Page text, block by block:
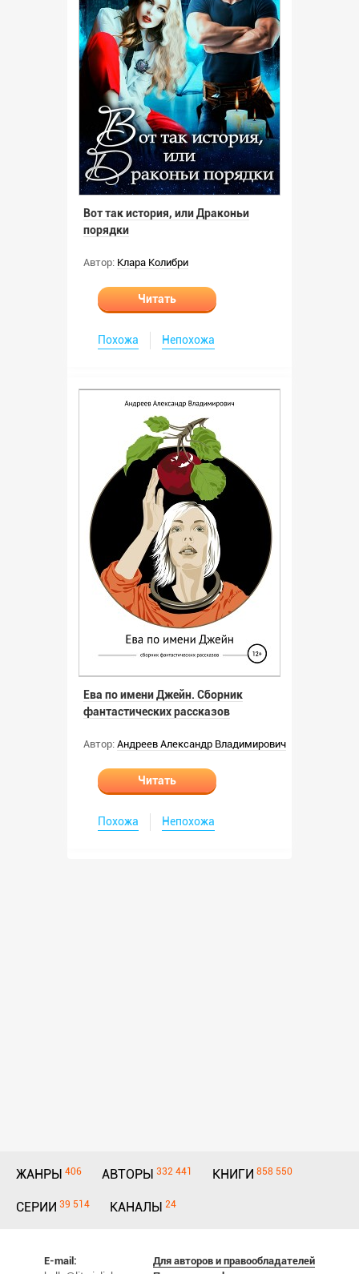
Вот так история, или Драконьи
порядки
Автор: Клара Колибри
Читать
Похожа Непохожа
Ева по имени Джейн. Сборник
фантастических рассказов
Автор: Андреев Александр Владимирович
Читать
Похожа Непохожа
ЖАНРЫ 406 АВТОРЫ 332 441 КНИГИ 858 550
СЕРИИ 39 514 КАНАЛЫ 24
E-mail:
Для авторов и правообладателей